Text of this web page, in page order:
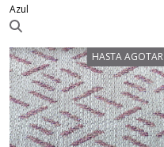
Azul
HASTA AGOTAR